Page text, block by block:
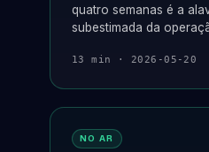
quatro semanas é a
subestimada da
13 min · 2026-05-20
NO AR